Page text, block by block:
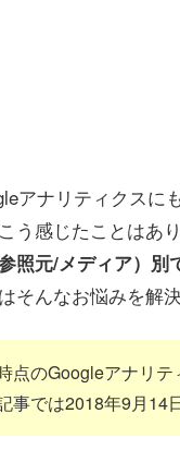
アナリティクスに
う感じたことはあ
参照元/メディア）
そんなお悩みを解
点のGoogleアナリテ
事では2018年9月14